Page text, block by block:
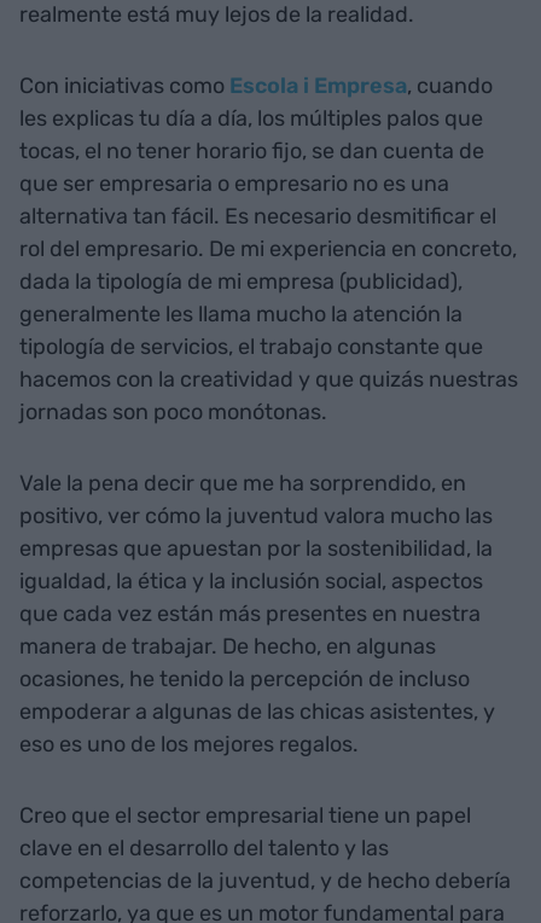
realmente está muy lejos de la realidad.
Con iniciativas como Escola i Empresa, cuando
les explicas tu día a día, los múltiples palos que
tocas, el no tener horario fijo, se dan cuenta de
que ser empresaria o empresario no es una
alternativa tan fácil. Es necesario desmitificar el
rol del empresario. De mi experiencia en concreto,
dada la tipología de mi empresa (publicidad),
generalmente les llama mucho la atención la
tipología de servicios, el trabajo constante que
hacemos con la creatividad y que quizás nuestras
jornadas son poco monótonas.
Vale la pena decir que me ha sorprendido, en
positivo, ver cómo la juventud valora mucho las
empresas que apuestan por la sostenibilidad, la
igualdad, la ética y la inclusión social, aspectos
que cada vez están más presentes en nuestra
manera de trabajar. De hecho, en algunas
ocasiones, he tenido la percepción de incluso
empoderar a algunas de las chicas asistentes, y
eso es uno de los mejores regalos.
Creo que el sector empresarial tiene un papel
clave en el desarrollo del talento y las
competencias de la juventud, y de hecho debería
reforzarlo, ya que es un motor fundamental para